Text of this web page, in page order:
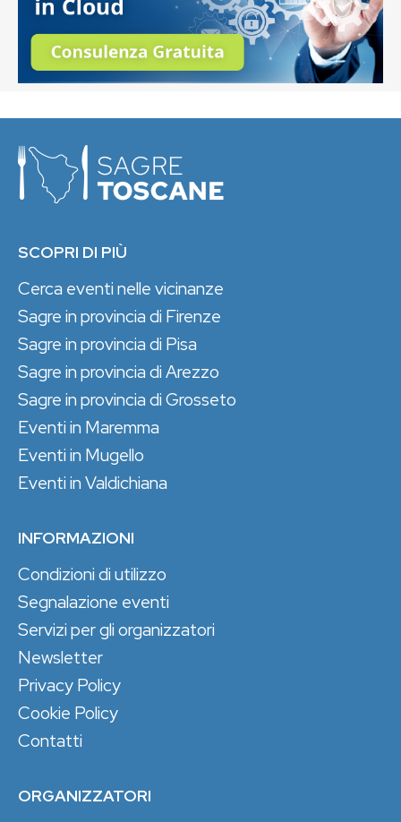
SCOPRI DI PIÙ
Cerca eventi nelle vicinanze
Sagre in provincia di Firenze
Sagre in provincia di Pisa
Sagre in provincia di Arezzo
Sagre in provincia di Grosseto
Eventi in Maremma
Eventi in Mugello
Eventi in Valdichiana
INFORMAZIONI
Condizioni di utilizzo
Segnalazione eventi
Servizi per gli organizzatori
Newsletter
Privacy Policy
Cookie Policy
Contatti
ORGANIZZATORI